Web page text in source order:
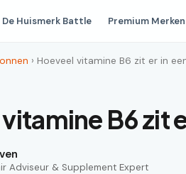
De Huismerk Battle Premium
› Hoeveel vitamine B6 zit er in
B6 zit
Adviseur & Supplement Expert